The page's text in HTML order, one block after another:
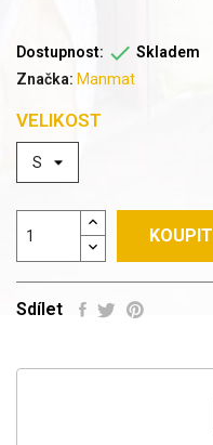
Dostupnost:  Skladem
Značka: Manmat
VELIKOST
KOUPIT
Sdílet